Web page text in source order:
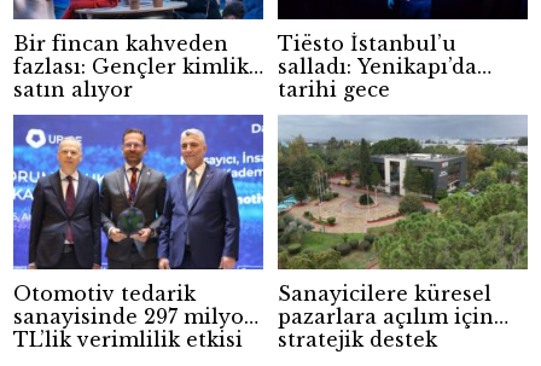
Bir fincan kahveden
fazlası: Gençler kimlik
satın alıyor
Tiësto İstanbul’u
salladı: Yenikapı’da
tarihi gece
Otomotiv tedarik
sanayisinde 297 milyon
TL’lik verimlilik etkisi
Sanayicilere küresel
pazarlara açılım için
stratejik destek